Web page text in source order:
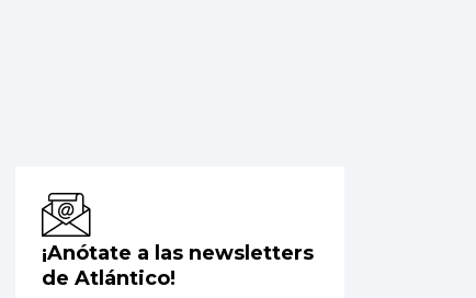
¡Anótate a las newsletters
de Atlántico!